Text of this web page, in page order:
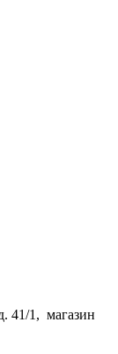
41/1, магазин